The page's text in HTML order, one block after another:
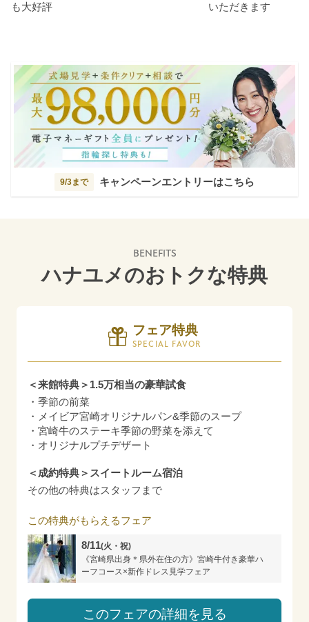
も大好評
いただきます
9/3まで キャンペーンエントリーはこちら
BENEFITS
ハナユメのおトクな特典
フェア特典
SPECIAL FAVOR
＜来館特典＞1.5万相当の豪華試食
・季節の前菜
・メイビア宮崎オリジナルパン&季節のスープ
・宮崎牛のステーキ季節の野菜を添えて
・オリジナルプチデザート
＜成約特典＞スイートルーム宿泊
その他の特典はスタッフまで
この特典がもらえるフェア
8/11(火・祝)
《宮崎県出身＊県外在住の方》宮崎牛付き豪華ハ
ーフコース×新作ドレス見学フェア
このフェアの詳細を見る